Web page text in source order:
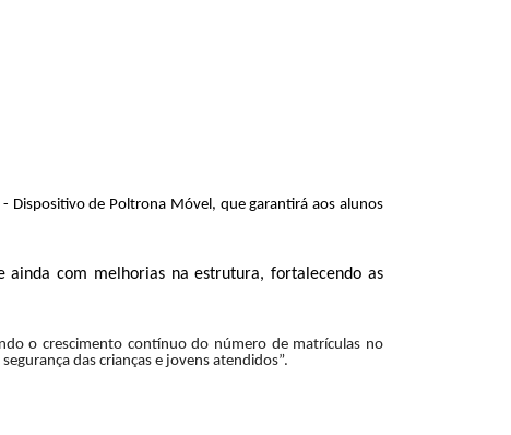
Dispositivo de Poltrona Móvel, que garantirá aos alunos
ainda com melhorias na estrutura, fortalecendo as
o crescimento contínuo do número de matrículas no
das crianças e jovens atendidos”.